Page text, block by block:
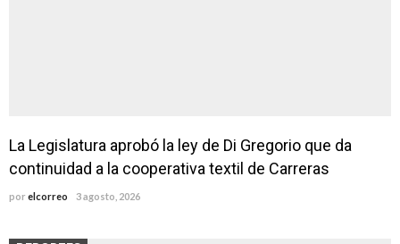
La Legislatura aprobó la ley de Di Gregorio que da
continuidad a la cooperativa textil de Carreras
por elcorreo 3 agosto, 2026